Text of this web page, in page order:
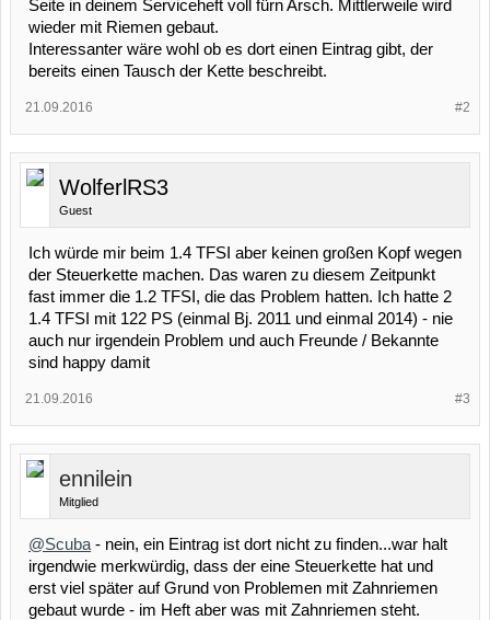
Seite in deinem Serviceheft voll fürn Arsch. Mittlerweile wird
wieder mit Riemen gebaut.
Interessanter wäre wohl ob es dort einen Eintrag gibt, der
bereits einen Tausch der Kette beschreibt.
#2
21.09.2016
WolferlRS3
Guest
Ich würde mir beim 1.4 TFSI aber keinen großen Kopf wegen
der Steuerkette machen. Das waren zu diesem Zeitpunkt
fast immer die 1.2 TFSI, die das Problem hatten. Ich hatte 2
1.4 TFSI mit 122 PS (einmal Bj. 2011 und einmal 2014) - nie
auch nur irgendein Problem und auch Freunde / Bekannte
sind happy damit
#3
21.09.2016
ennilein
Mitglied
@Scuba - nein, ein Eintrag ist dort nicht zu finden...war halt
irgendwie merkwürdig, dass der eine Steuerkette hat und
erst viel später auf Grund von Problemen mit Zahnriemen
gebaut wurde - im Heft aber was mit Zahnriemen steht.